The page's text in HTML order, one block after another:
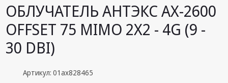
Android TV
приставки
Блоки питания,
Сетевые
ОБЛУЧАТЕЛЬ АНТЭКС AX-2600
OFFSET 75 MIMO 2X2 - 4G (9 -
30 DBI)
Артикул: 01ax828465